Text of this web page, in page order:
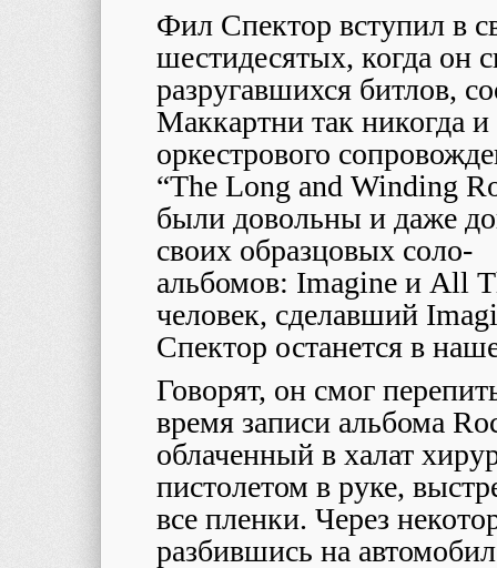
Фил Спектор вступил в
шестидесятых, когда он
разругавшихся битлов,
Маккартни так никогда
оркестрового
“The Long and Winding
были довольны и даже
своих образцовых соло-
альбомов: Imagine и All
человек, сделавший
Спектор останется в
Говорят, он смог
время записи альбома
облаченный в халат
пистолетом в руке,
все пленки. Через
разбившись на